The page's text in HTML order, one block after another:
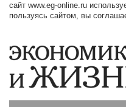
сайт www.eg-online.ru
пользуясь сайтом, вы